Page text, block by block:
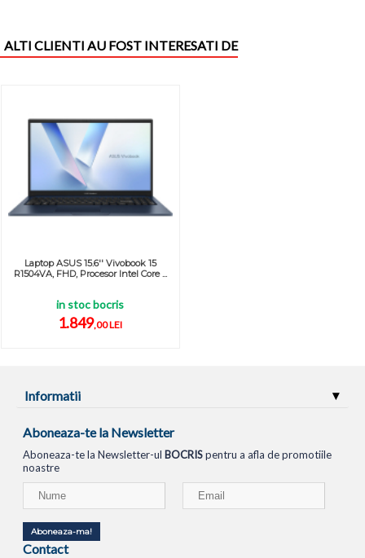
ALTI CLIENTI AU FOST INTERESATI DE
Laptop ASUS 15.6'' Vivobook 15
R1504VA, FHD, Procesor Intel Core ...
in stoc bocris
1.849,00 LEI
Informatii
Aboneaza-te la Newsletter
Aboneaza-te la Newsletter-ul BOCRISpentru a afla de promotiile
noastre
Aboneaza-ma!
Contact